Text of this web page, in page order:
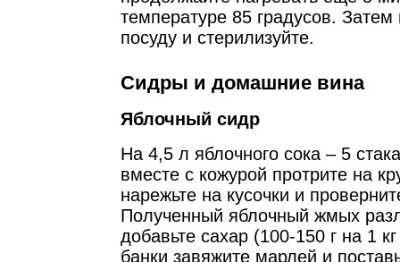
температуре 85 градусов. Затем
посуду и стерилизуйте.
Сидры и домашние вина
Яблочный сидр
На 4,5 л яблочного сока – 5
вместе с кожурой протрите на
нарежьте на кусочки и
Полученный яблочный жмых
добавьте сахар (100-150 г на 1
банки завяжите марлей и